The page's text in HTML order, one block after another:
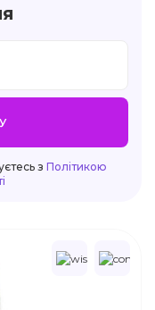
з Політикою